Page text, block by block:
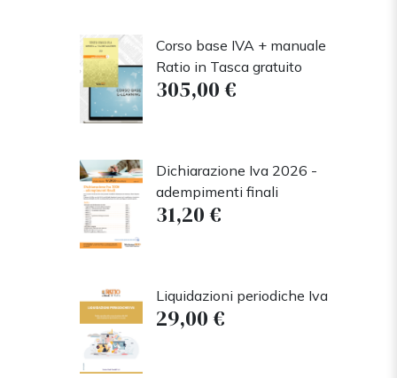
Corso base IVA + manuale
Ratio in Tasca gratuito
305,00 €
Dichiarazione Iva 2026 -
adempimenti finali
31,20 €
Liquidazioni periodiche Iva
29,00 €